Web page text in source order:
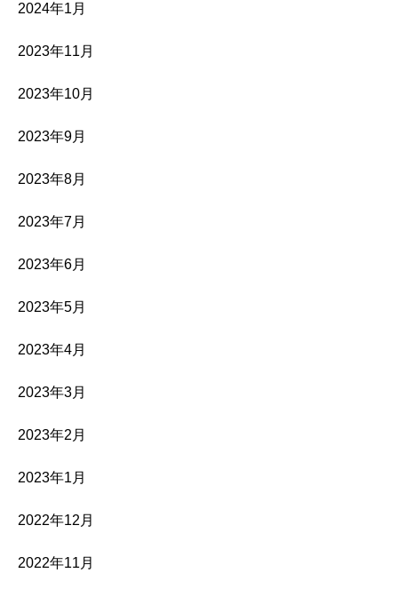
2024年1月
2023年11月
2023年10月
2023年9月
2023年8月
2023年7月
2023年6月
2023年5月
2023年4月
2023年3月
2023年2月
2023年1月
2022年12月
2022年11月